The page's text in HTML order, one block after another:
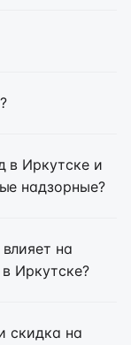
в Иркутске и
надзорные?
на
Иркутске?
скидка на